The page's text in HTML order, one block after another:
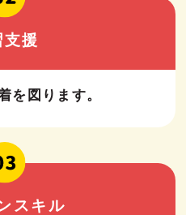
援
を図ります。
スキル